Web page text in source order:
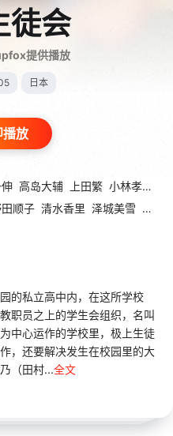
徒会
提供播放
日本
播放
高岛大辅 上田繁 小林孝嗣
田顺子 清水香里 泽城美雪 佐久
私立高中内，在这所学校
职员之上的学生会组织，名叫
中心运作的学校里，极上生徒
，还要解决发生在校园里的大
（田村...全文